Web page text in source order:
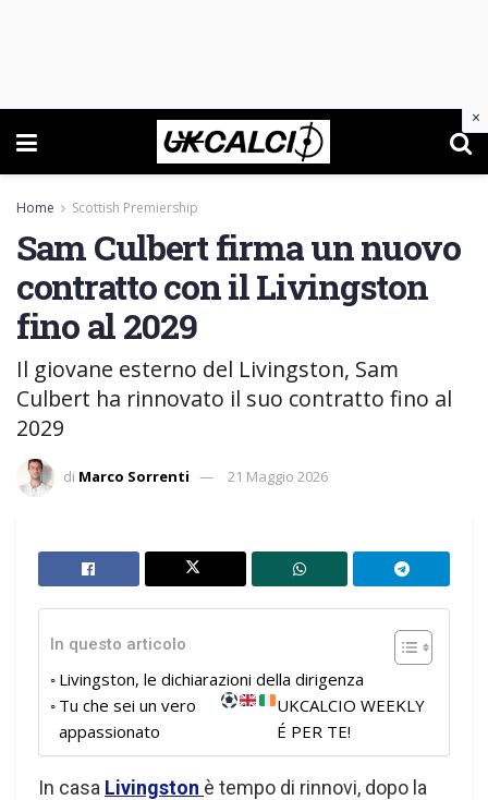
Home Scottish Premiership
Sam Culbert firma un nuovo
contratto con il Livingston
fino al 2029
Il giovane esterno del Livingston, Sam
Culbert ha rinnovato il suo contratto fino al
2029
di Marco Sorrenti 21 Maggio 2026
In questo articolo
Livingston, le dichiarazioni della dirigenza
Tu che sei un vero
appassionato
UKCALCIO WEEKLY
É PER TE!
In casa Livingston è tempo di rinnovi, dopo la
×